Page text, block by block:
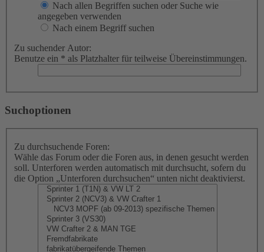
Nach allen Begriffen suchen oder Suche wie
angegeben verwenden
Nach einem Begriff suchen
Zu suchender Autor:
Benutze ein * als Platzhalter für teilweise Übereinstimmungen.
Suchoptionen
Zu durchsuchende Foren:
Wähle das Forum oder die Foren aus, in denen gesucht werden
soll. Unterforen werden automatisch mit durchsucht, sofern du
die Option „Unterforen durchsuchen“ unten nicht deaktivierst.